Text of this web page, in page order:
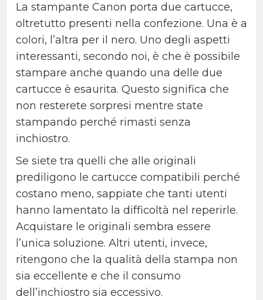
La stampante Canon porta due cartucce,
oltretutto presenti nella confezione. Una è a
colori, l’altra per il nero. Uno degli aspetti
interessanti, secondo noi, è che è possibile
stampare anche quando una delle due
cartucce è esaurita. Questo significa che
non resterete sorpresi mentre state
stampando perché rimasti senza
inchiostro.
Se siete tra quelli che alle originali
prediligono le cartucce compatibili perché
costano meno, sappiate che tanti utenti
hanno lamentato la difficoltà nel reperirle.
Acquistare le originali sembra essere
l’unica soluzione. Altri utenti, invece,
ritengono che la qualità della stampa non
sia eccellente e che il consumo
dell’inchiostro sia eccessivo.